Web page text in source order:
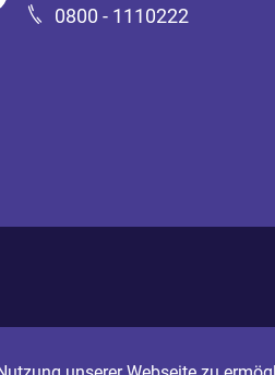
0800 - 1110222